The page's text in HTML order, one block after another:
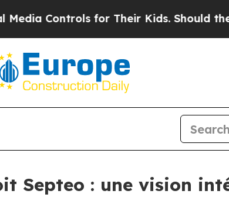
for Their Kids. Should the US?
Septeo : une vision